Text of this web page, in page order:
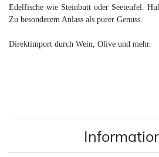
Edelfische wie Steinbutt oder Seeteufel.
Zu besonderem Anlass als purer Genuss.
Direktimport durch Wein, Olive und mehr.